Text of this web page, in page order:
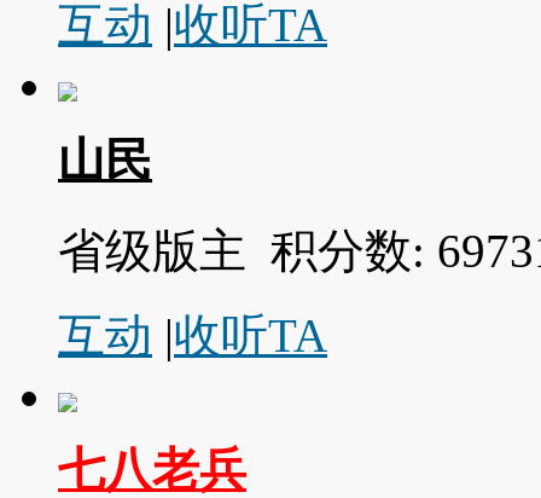
互动 |收听TA
山民
省级版主 积分数:
互动 |收听TA
七八老兵